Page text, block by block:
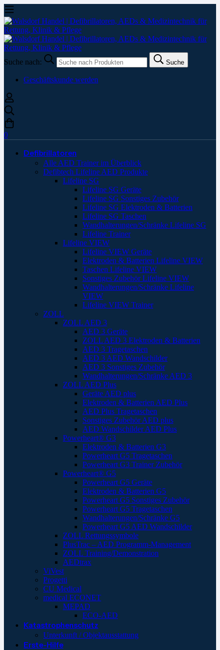
Suche nach: Suche
Geschäftskunde werden
0
Defibrillatoren
Alle AED Trainer im Überblick
Defibtech Lifeline AED Produkte
Lifeline SG
Lifeline SG Geräte
Lifeline SG Sonstiges Zubehör
Lifeline SG Elektroden & Batterien
Lifeline SG Taschen
Wandhalterungen/Schränke Lifeline SG
Lifeline Trainer
Lifeline VIEW
Lifeline VIEW Geräte
Elektroden & Batterien Lifeline VIEW
Taschen Lifeline VIEW
Sonstiges Zubehör Lifeline VIEW
Wandhalterungen/Schränke Lifeline
VIEW
Lifeline VIEW Trainer
ZOLL
ZOLL AED 3
AED 3 Geräte
ZOLL AED 3 Elektroden & Batterien
AED 3 Tragetaschen
AED 3 AED Wandschilder
AED 3 Sonstiges Zubehör
Wandhalterungen/Schränke AED 3
ZOLL AED Plus
Geräte AED plus
Elektroden & Batterien AED Plus
AED Plus Tragetaschen
Sonstiges Zubehör AED plus
AED Wandschilder AED Plus
Powerheart® G3
Elektroden & Batterien G3
Powerheart G5 Tragetaschen
Powerheart G3 Trainer Zubehör
Powerheart® G5
Powerheart G5 Geräte
Elektroden & Batterien G5
Powerheart G5 Sonstiges Zubehör
Powerheart G5 Tragetaschen
Wandhalterungen/Schränke G5
Powerheart G5 AED Wandschilder
ZOLL Rettungssymbole
PlusTrac – AED Programm-Management
ZOLL Training/Demonstration
AEDtrax
ViVest
Progetti
CU Medical
medical ECONET
MEPAD
ECO-AED
Katastrophenschutz
Unterkunft / Objektausstattung
Erste-Hilfe